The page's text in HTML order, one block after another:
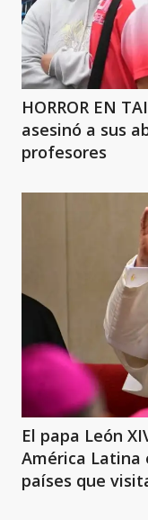
HORROR EN
asesinó a sus
profesores
El papa León
América Latina
países que